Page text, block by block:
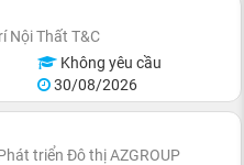
Nội Thất T&C
Không yêu cầu
30/08/2026
triển Đô thị AZGROUP